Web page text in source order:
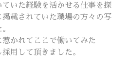
いた経験を活かせる仕事を探
載されていた職場の方々の写
かれてここで働いてみた
用して頂きました。